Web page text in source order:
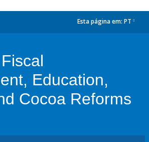
Esta página em: PT
Education,
Cocoa Reforms